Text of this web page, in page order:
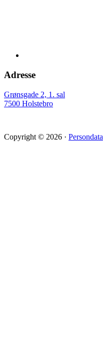
Adresse
Grønsgade 2, 1. sal
7500 Holstebro
Copyright © 2026 · Persondata